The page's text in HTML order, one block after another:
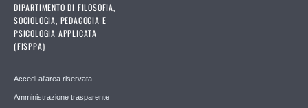
DIPARTIMENTO DI FILOSOFIA,
SOCIOLOGIA, PEDAGOGIA E
PSICOLOGIA APPLICATA
(FISPPA)
Accedi al'area riservata
Amministrazione trasparente